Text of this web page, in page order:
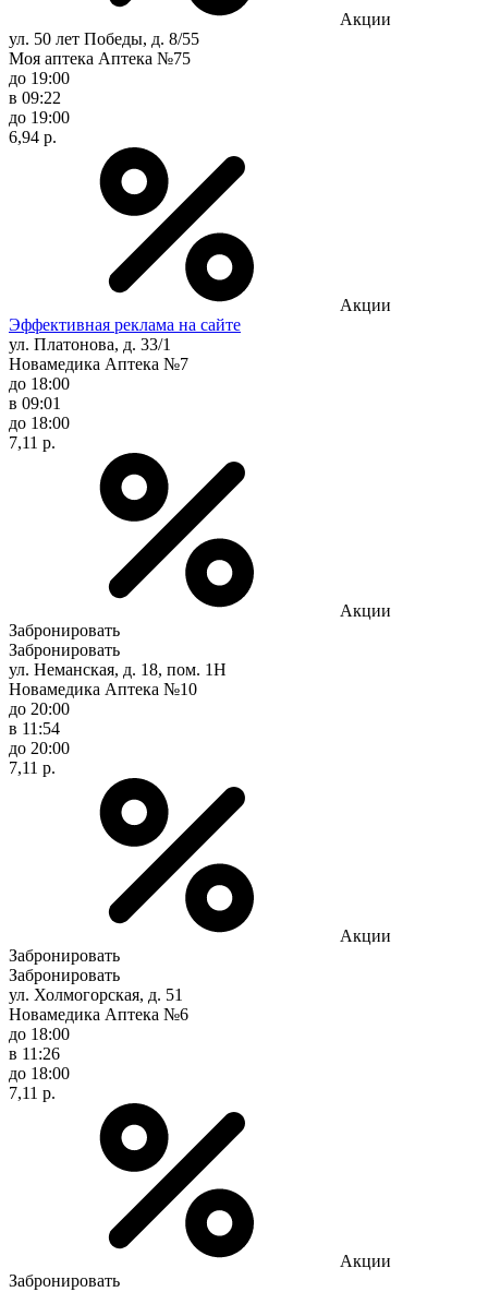
Акции
ул. 50 лет Победы, д. 8/55
Моя аптека Аптека №75
до 19:00
в 09:22
до 19:00
6,94 р.
Акции
Эффективная реклама на сайте
ул. Платонова, д. 33/1
Новамедика Аптека №7
до 18:00
в 09:01
до 18:00
7,11 р.
Акции
Забронировать
Забронировать
ул. Неманская, д. 18, пом. 1Н
Новамедика Аптека №10
до 20:00
в 11:54
до 20:00
7,11 р.
Акции
Забронировать
Забронировать
ул. Холмогорская, д. 51
Новамедика Аптека №6
до 18:00
в 11:26
до 18:00
7,11 р.
Акции
Забронировать